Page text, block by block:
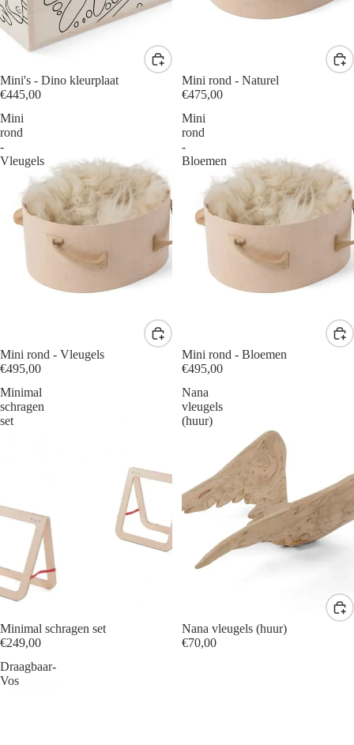
Mini's - Dino kleurplaat
€445,00
Mini rond - Naturel
€475,00
Mini
rond
-
Vleugels
Mini rond - Vleugels
€495,00
Mini
rond
-
Bloemen
Mini rond - Bloemen
€495,00
Minimal
schragen
set
Minimal schragen set
€249,00
Nana
vleugels
(huur)
Nana vleugels (huur)
€70,00
Draagbaar-
Vos